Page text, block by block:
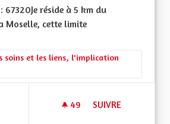
67320Je réside à 5 km du
Moselle, cette limite
de la catégorie : Les solidarités, les soins
soins et les liens, l'implication
49 49 ABONNÉS
SUIVRE